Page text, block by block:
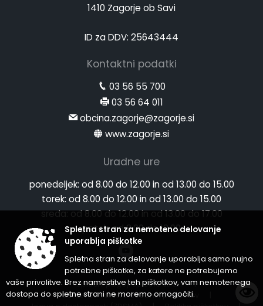
1410 Zagorje ob Savi
ID za DDV: 25643444
Kontaktni podatki
03 56 55 700
03 56 64 011
obcina.zagorje@zagorje.si
www.zagorje.si
Uradne ure
ponedeljek: od 8.00 do 12.00 in od 13.00 do 15.00
torek: od 8.00 do 12.00 in od 13.00 do 15.00
sreda:od 8.00 do 12.00 in od 13.00 do 17.00
petek:od 8.00 do 12.00
Splošni pogoji spletne strani
|
Center za varstvo osebnih podatkov
Spletna stran za nemoteno delovanje
uporablja piškotke
Spletna stran za delovanje uporablja samo nujno
potrebne piškotke, za katere ne potrebujemo
vaše privolitve. Brez namestitve teh piškotkov, vam nemotenega
dostopa do spletne strani ne moremo omogočiti.